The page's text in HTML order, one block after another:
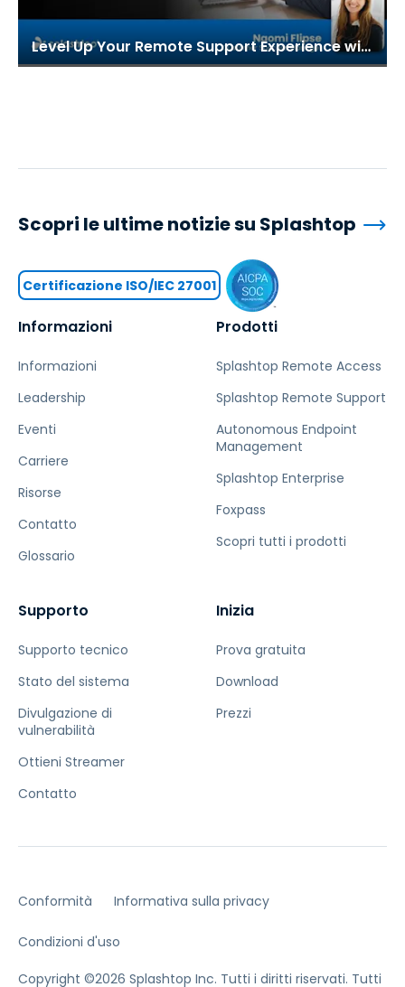
Level Up Your Remote Support Experience with Splashtop Enterprise (Feb 17, 2022)
Informazioni
Informazioni
Leadership
Eventi
Carriere
Risorse
Contatto
Glossario
Prodotti
Splashtop Remote Access
Splashtop Remote Support
Autonomous Endpoint
Management
Splashtop Enterprise
Foxpass
Scopri tutti i prodotti
Supporto
Supporto tecnico
Stato del sistema
Divulgazione di
vulnerabilità
Ottieni Streamer
Contatto
Inizia
Prova gratuita
Download
Prezzi
Scopri le ultime notizie su Splashtop
Certificazione ISO/IEC 27001
Conformità Informativa sulla privacy
Condizioni d'uso
Copyright ©2026 Splashtop Inc. Tutti i diritti riservati. Tutti